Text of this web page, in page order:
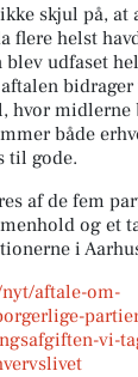
skjul på, at
flere helst
udfaset
hvor midlerne
både
til gode.
af de fem
og et
i
aftale-om-
vi-